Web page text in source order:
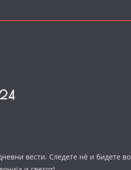
вести. Следете нè и бидете во